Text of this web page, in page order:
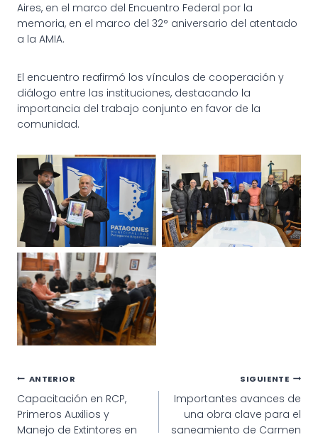
Aires, en el marco del Encuentro Federal por la
memoria, en el marco del 32° aniversario del atentado
a la AMIA.
El encuentro reafirmó los vínculos de cooperación y
diálogo entre las instituciones, destacando la
importancia del trabajo conjunto en favor de la
comunidad.
Navegación
de
ANTERIOR
Capacitación en RCP,
Primeros Auxilios y
Manejo de Extintores en
SIGUIENTE
Importantes avances de
una obra clave para el
saneamiento de Carmen